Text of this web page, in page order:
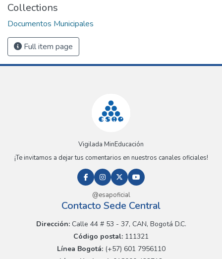
Collections
Documentos Municipales
Full item page
Vigilada MinEducación
¡Te invitamos a dejar tus comentarios en nuestros canales oficiales!
@esapoficial
Contacto Sede Central
Dirección:Calle 44 # 53 - 37, CAN, Bogotá D.C.
Código postal: 111321
Línea Bogotá:(+57) 601 7956110